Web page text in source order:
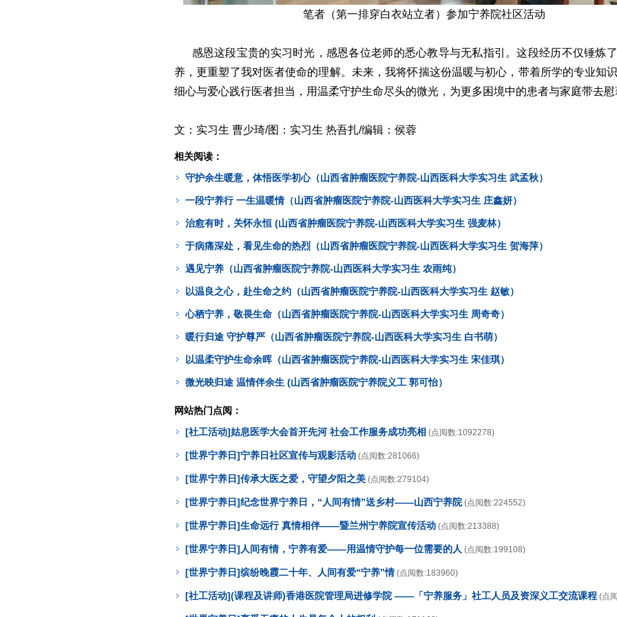
笔者（第一排穿白衣站立者）参加宁养院社区活动
感恩这段宝贵的实习时光，感恩各位老师的悉心教导与无私指引。这段经历不仅锤炼
养，更重塑了我对医者使命的理解。未来，我将怀揣这份温暖与初心，带着所学的专业知识
细心与爱心践行医者担当，用温柔守护生命尽头的微光，为更多困境中的患者与家庭带去慰
文：实习生 曹少琦/图：实习生 热吾扎/编辑：侯蓉
相关阅读：
守护余生暖意，体悟医学初心（山西省肿瘤医院宁养院-山西医科大学实习生 武孟秋）
一段宁养行 一生温暖情（山西省肿瘤医院宁养院-山西医科大学实习生 庄鑫妍）
治愈有时，关怀永恒 (山西省肿瘤医院宁养院-山西医科大学实习生 强麦林）
于病痛深处，看见生命的热烈（山西省肿瘤医院宁养院-山西医科大学实习生 贺海萍）
遇见宁养（山西省肿瘤医院宁养院-山西医科大学实习生 农雨纯）
以温良之心，赴生命之约（山西省肿瘤医院宁养院-山西医科大学实习生 赵敏）
心栖宁养，敬畏生命（山西省肿瘤医院宁养院-山西医科大学实习生 周奇奇）
暖行归途 守护尊严（山西省肿瘤医院宁养院-山西医科大学实习生 白书萌）
以温柔守护生命余晖（山西省肿瘤医院宁养院-山西医科大学实习生 宋佳琪）
微光映归途 温情伴余生 (山西省肿瘤医院宁养院义工 郭可怡）
网站热门点阅：
[社工活动]姑息医学大会首开先河 社会工作服务成功亮相 (点阅数:1092278)
[世界宁养日]宁养日社区宣传与观影活动 (点阅数:281066)
[世界宁养日]传承大医之爱，守望夕阳之美 (点阅数:279104)
[世界宁养日]纪念世界宁养日，“人间有情”送乡村——山西宁养院 (点阅数:224552)
[世界宁养日]生命远行 真情相伴——暨兰州宁养院宣传活动 (点阅数:213388)
[世界宁养日]人间有情，宁养有爱——用温情守护每一位需要的人 (点阅数:199108)
[世界宁养日]缤纷晚霞二十年、人间有爱“宁养”情 (点阅数:183960)
[社工活动](课程及讲师)香港医院管理局进修学院 ——「宁养服务」社工人员及资深义工交流课程 (点